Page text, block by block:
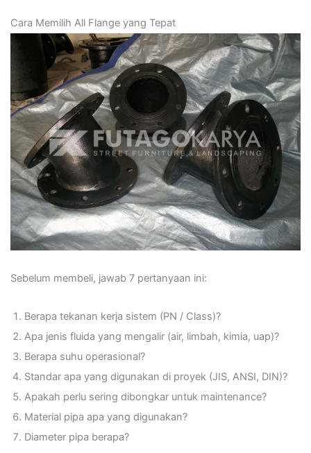
Cara Memilih All Flange yang Tepat
Sebelum membeli, jawab 7 pertanyaan ini:
Berapa tekanan kerja sistem (PN / Class)?
Apa jenis fluida yang mengalir (air, limbah, kimia, uap)?
Berapa suhu operasional?
Standar apa yang digunakan di proyek (JIS, ANSI, DIN)?
Apakah perlu sering dibongkar untuk maintenance?
Material pipa apa yang digunakan?
Diameter pipa berapa?